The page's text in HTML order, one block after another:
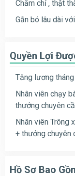
Chăm chỉ , thật
Gắn bó lâu dài
Quyền Lợi
Tăng lương
Nhân viên chạy
thưởng chuyên
Nhân viên Trông
+ thưởng chuyên
Hồ Sơ Bao